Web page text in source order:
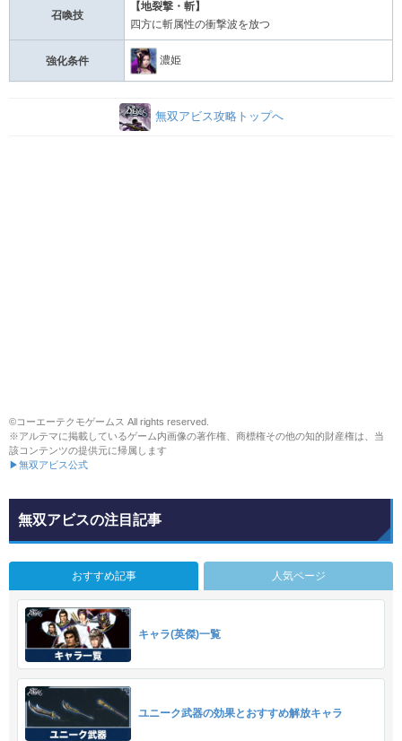
召喚技
【地裂撃・斬】
四方に斬属性の衝撃波を放つ
強化条件 濃姫
無双アビス攻略トップへ
©コーエーテクモゲームス All rights reserved.
※アルテマに掲載しているゲーム内画像の著作権、商標権その他の知的財産権は、当
該コンテンツの提供元に帰属します
▶無双アビス公式
無双アビスの注目記事
おすすめ記事 人気ページ
キャラ(英傑)一覧
ユニーク武器の効果とおすすめ解放キャラ